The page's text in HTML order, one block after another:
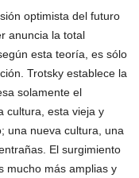
optimista del futuro
anuncia la total
esta teoría, es sólo
Trotsky establece la
solamente el
cultura, esta vieja y
una nueva cultura, una
El surgimiento
mucho más amplias y